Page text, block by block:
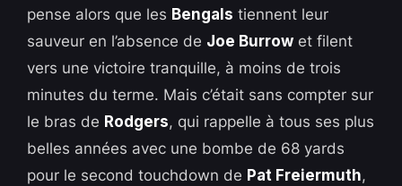
pense alors que les Bengals tiennent leur
sauveur en l’absence de Joe Burrow et filent
vers une victoire tranquille, à moins de trois
minutes du terme. Mais c’était sans compter sur
le bras de Rodgers, qui rappelle à tous ses plus
belles années avec une bombe de 68 yards
pour le second touchdown de Pat Freiermuth,